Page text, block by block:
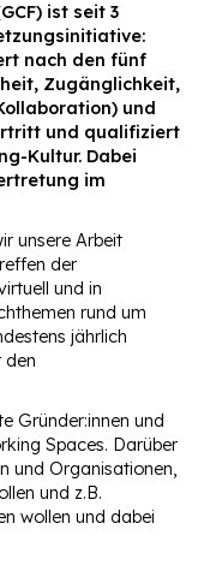
ist seit 3
nach den fünf
Zugänglichkeit,
und
und qualifiziert
Kultur. Dabei
im
unsere Arbeit
der
und in
rund um
jährlich
den
Gründer:innen und
Spaces. Darüber
und Organisationen,
und z.B.
wollen und dabei